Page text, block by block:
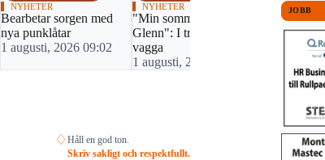
NYHETER
Bearbetar sorgen med
nya punklåtar
1 augusti, 2026 09:02
NYHETER
"Min sommar med
Glenn": I trygghetens
vagga
1 augusti, 2026 07:00
NYHETER
vecka 31
31 juli,
♢ Håll en god ton.
Skriv sakligt och respektfullt.
JOBB